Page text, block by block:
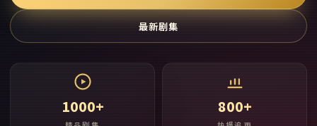
最新剧集
1000+ 800+